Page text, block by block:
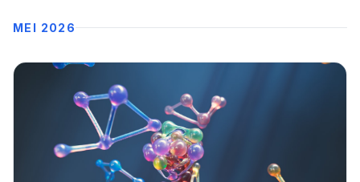
MEI 2026